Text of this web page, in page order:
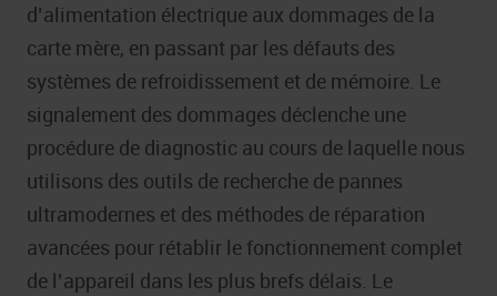
d’alimentation électrique aux dommages de la
carte mère, en passant par les défauts des
systèmes de refroidissement et de mémoire. Le
signalement des dommages déclenche une
procédure de diagnostic au cours de laquelle nous
utilisons des outils de recherche de pannes
ultramodernes et des méthodes de réparation
avancées pour rétablir le fonctionnement complet
de l’appareil dans les plus brefs délais. Le